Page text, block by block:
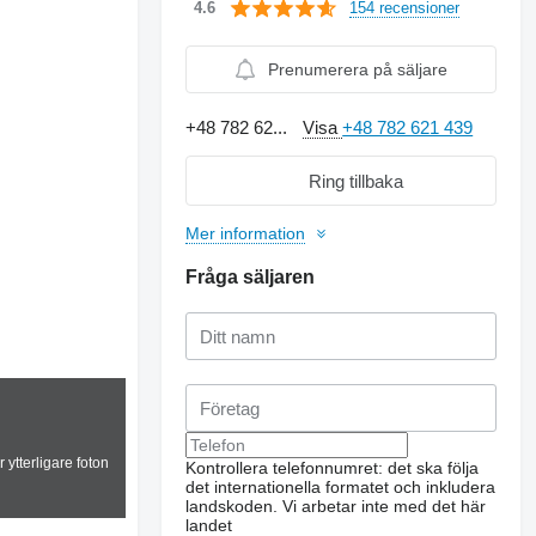
ytterligare foton
4.6 154 recensioner
Prenumerera på säljare
+48 782 62... Visa+48 782 621 439
Ring tillbaka
Mer information
Fråga säljaren
Kontrollera telefonnumret: det ska följa
det internationella formatet och inkludera
landskoden. Vi arbetar inte med det här
landet